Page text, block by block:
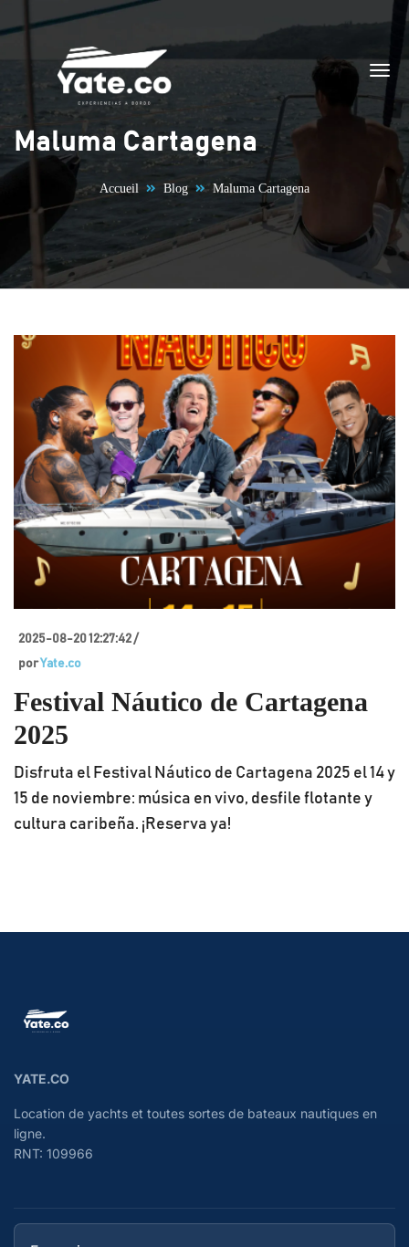
Aller au contenu
Maluma Cartagena
Accueil Blog Maluma Cartagena
2025-08-20 12:27:42 /
porYate.co
Festival Náutico de Cartagena
2025
Disfruta el Festival Náutico de Cartagena 2025 el 14 y
15 de noviembre: música en vivo, desfile flotante y
cultura caribeña. ¡Reserva ya!
YATE.CO
Location de yachts et toutes sortes de bateaux nautiques en
ligne.
RNT: 109966